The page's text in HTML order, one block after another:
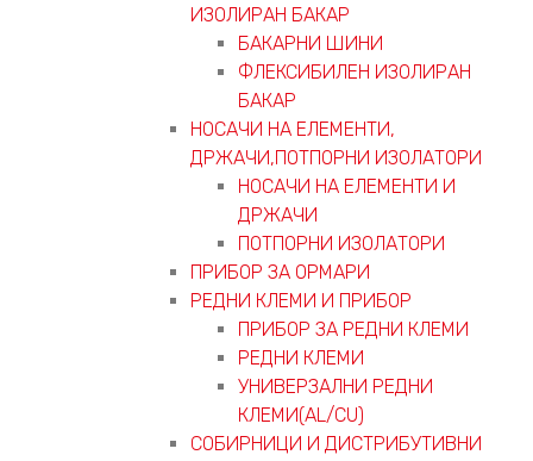
ИЗОЛИРАН БАКАР
БАКАРНИ ШИНИ
ФЛЕКСИБИЛЕН ИЗОЛИРАН
БАКАР
НОСАЧИ НА ЕЛЕМЕНТИ,
ДРЖАЧИ,ПОТПОРНИ ИЗОЛАТОРИ
НОСАЧИ НА ЕЛЕМЕНТИ И
ДРЖАЧИ
ПОТПОРНИ ИЗОЛАТОРИ
ПРИБОР ЗА ОРМАРИ
РЕДНИ КЛЕМИ И ПРИБОР
ПРИБОР ЗА РЕДНИ КЛЕМИ
РЕДНИ КЛЕМИ
УНИВЕРЗАЛНИ РЕДНИ
КЛЕМИ(AL/CU)
СОБИРНИЦИ И ДИСТРИБУТИВНИ